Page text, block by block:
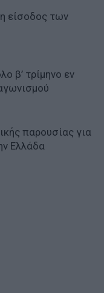
είσοδος των
β’ τρίμηνο εν
παρουσίας για
Ελλάδα